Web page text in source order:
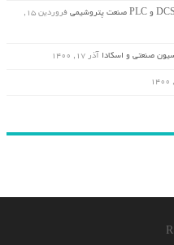
فروردین ۱۵,
صنعتی و اسکادا آذر ۱۷, ۱۴۰۰